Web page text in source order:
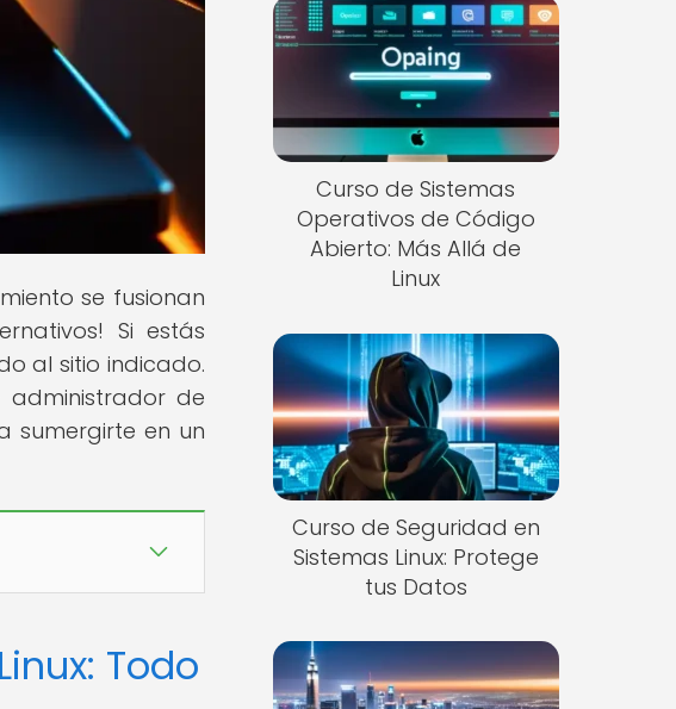
se fusionan
Si estás
al sitio indicado.
administrador de
sumergirte en un
Todo
Curso de Sistemas
Operativos de Código
Abierto: Más Allá de
Linux
Curso de Seguridad en
Sistemas Linux: Protege
tus Datos